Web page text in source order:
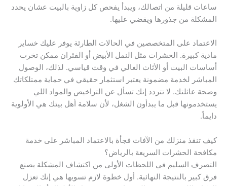
ساعات قليلة من اتصالك، ويبدأ يفحص كل زاوية بالبيت عشان يحدد
المشكلة من جذورها ويقضي عليها.
الاعتماد على المتخصصين في الحالات الطارئة يوفر عليك خساير
مادية كبيرة. الحشرات مثل النمل الأبيض أو الفئران ممكن تخرب
أساسات البيت أو الأثاث الغالي في وقت قياسي. لذلك، الوصول
المباشر لخدمة مضمونة يعتبر استثمار حقيقي في حماية ممتلكاتك
وصحة عائلتك. لا تتردد إنك تسأل عن التراخيص والمواد اللي
يستخدمونها قبل ما يبدأون الشغل، لأن سلامة أهل بيتك هي الأولوية
دايماً.
كيف تنقذ منزلك من الآفات فجأة بالاعتماد المباشر على خدمة
مكافحة الحشرات السريعة بالرياض؟
التصرف السليم في اللحظات الأولى من اكتشاف المشكلة يصنع
فرق كبير بالنتيجة النهائية. أول خطوة لازم تسويها هي إنك تعزل